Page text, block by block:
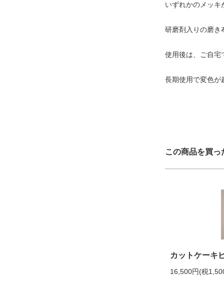
いずれかのメッキ
研磨剤入りの磨き
使用後は、ご自宅
長期使用で変色が
この商品を買
カットケー
16,500円(税